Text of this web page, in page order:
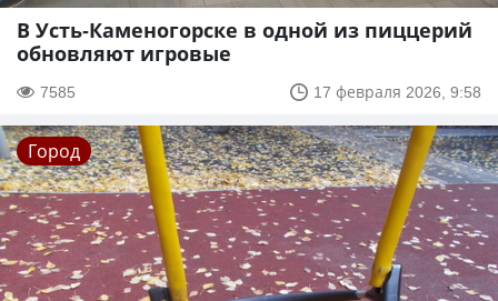
В Усть-Каменогорске в одной из пиццерий
обновляют игровые
7585 17 февраля 2026, 9:58
Город